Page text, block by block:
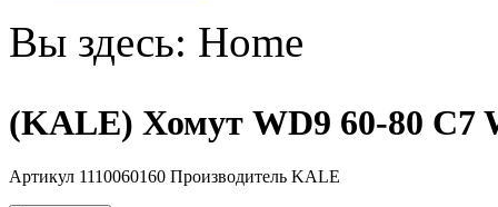
Вы здесь: Home
(KALE) Хомут WD9 60-80 C7
Артикул 1110060160 Производитель KALE